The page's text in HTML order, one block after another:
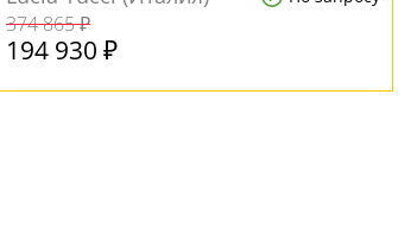
374 865 ₽
194 930 ₽